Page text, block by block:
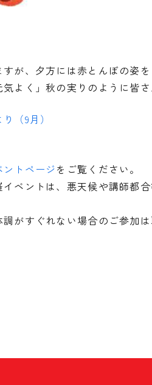
が、夕方には赤とんぼの姿を
気よく」秋の実りのように皆
（9月）
ントページをご覧ください。
ベントは、悪天候や講師都
がすぐれない場合のご参加は